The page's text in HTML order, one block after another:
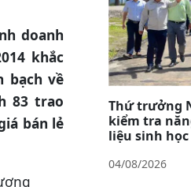
doanh
khắc
bạch về
83 trao
bán lẻ
Thứ trưởng
kiểm tra
liệu sinh
04/08/2026